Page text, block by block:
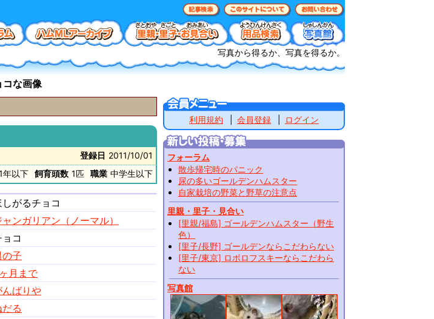
写真から得るか、写真を得るか。
コな画像
登録日 2011/10/01
年以下 飼育頭数 1匹 職業 中学生以下
しがるチョコ
ャンガリアン（ノーマル）
コ
の子
月まで
んばりや
だる
利用規約 会員登録 ログイン
フォーラム
散歩帰宅時のパニック
尿の多いゴールデンハムスター
自家栽培の野菜と野草の注意点
里親・里子・見合い
[里親/福島] ゴールデンハムスター（野生
色）
[里子/長野] ゴールデンならこだわらない
[里子/東京] ロボロフスキーならこだわら
ない
写真館